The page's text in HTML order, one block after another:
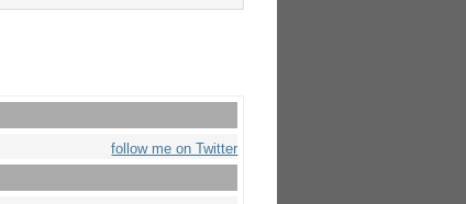
follow me on Twitter